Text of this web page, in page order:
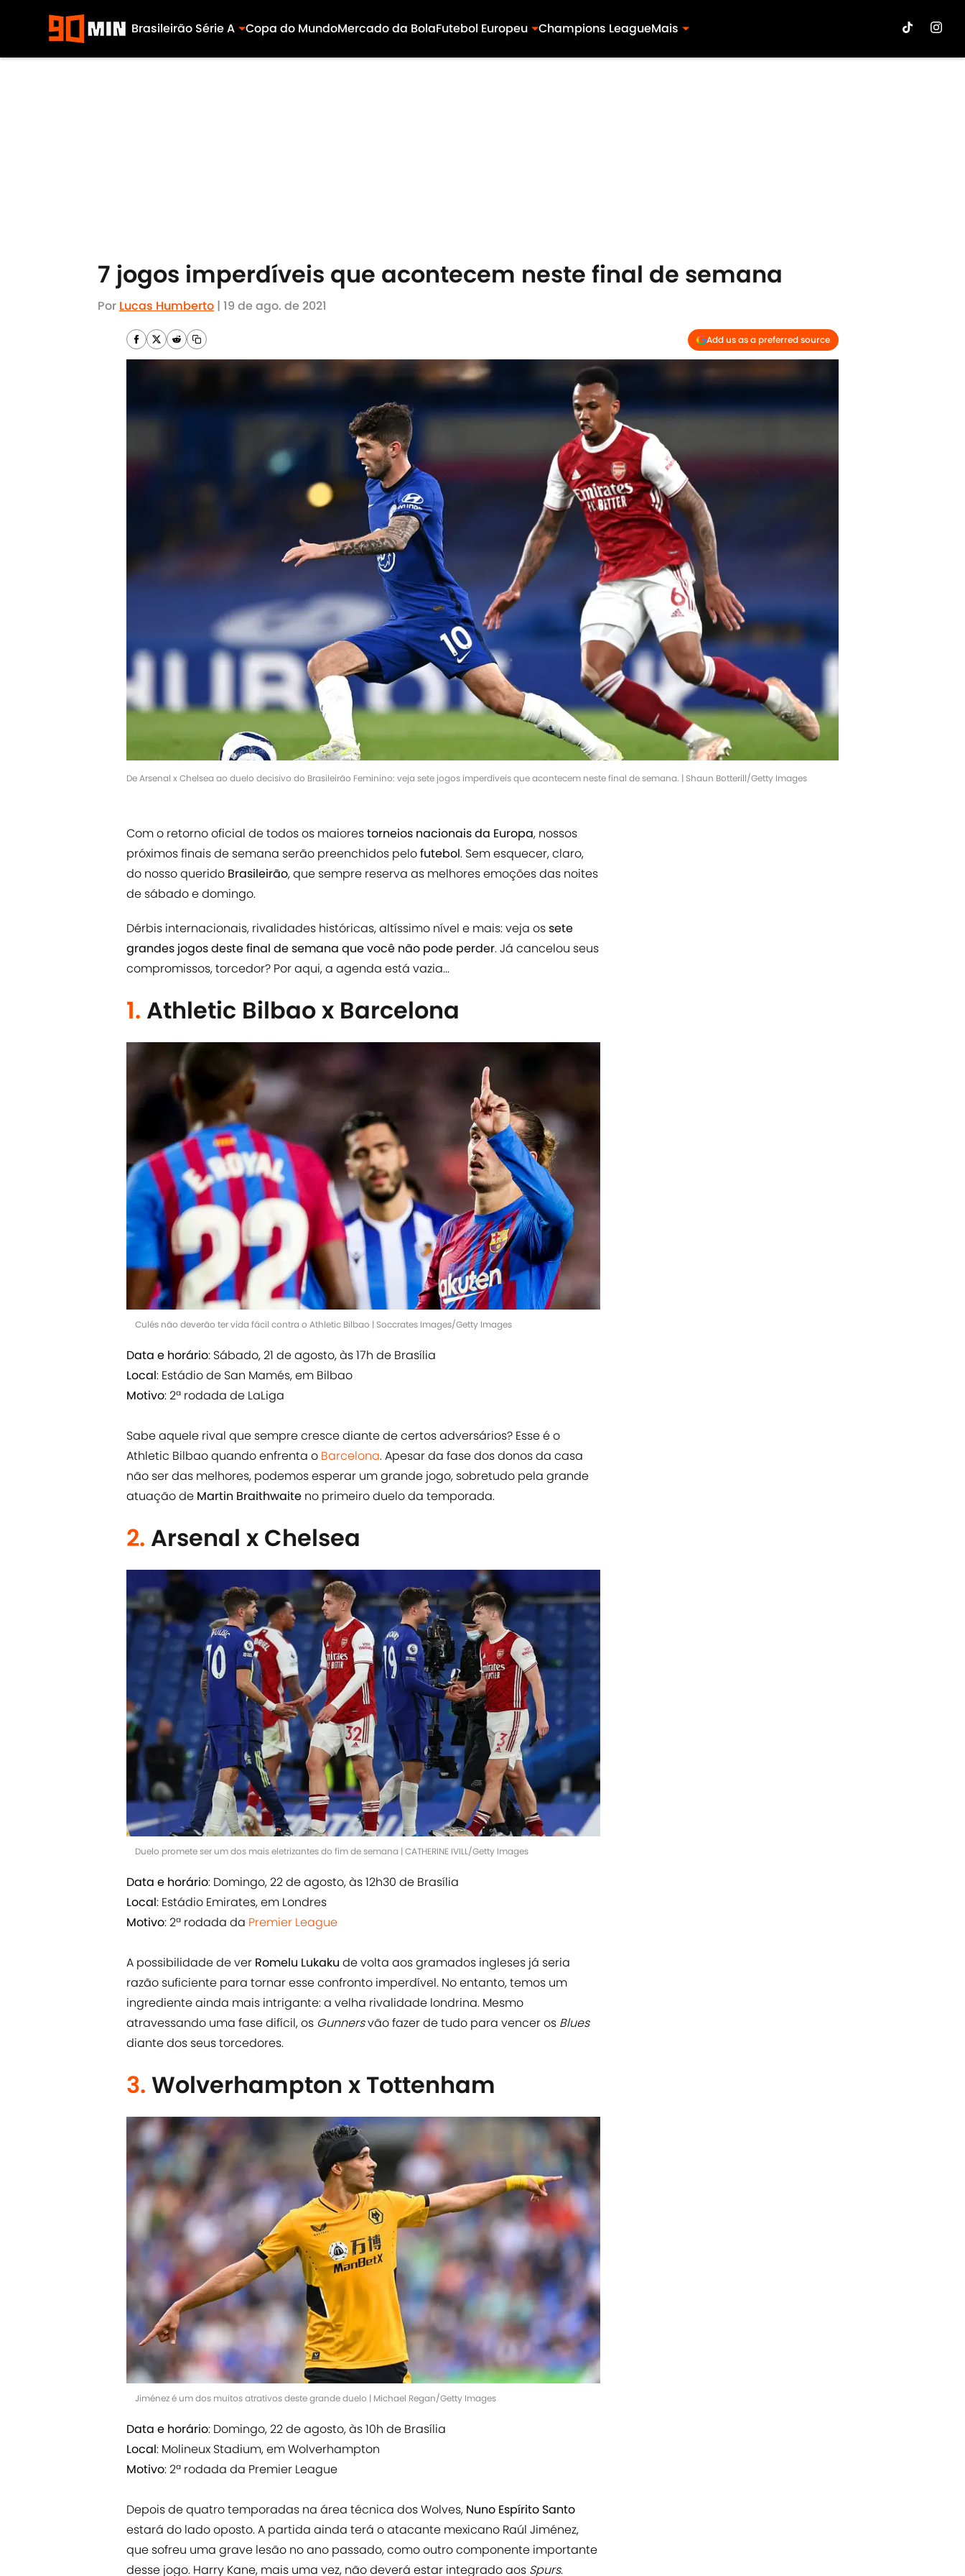
Brasileirão Série A Copa do MundoMercado da BolaFutebol Europeu Champions LeagueMais
7 jogos imperdíveis que acontecem neste final de semana
Por Lucas Humberto | 19 de ago. de 2021
Add us as a preferred source
De Arsenal x Chelsea ao duelo decisivo do Brasileirão Feminino: veja sete jogos imperdíveis que acontecem neste final de semana. | Shaun Botterill/Getty Images
Com o retorno oficial de todos os maiorestorneios nacionais da Europa, nossos
próximos finais de semana serão preenchidos pelofutebol. Sem esquecer, claro,
do nosso querido Brasileirão, que sempre reserva as melhores emoções das noites
de sábado e domingo.
Dérbis internacionais, rivalidades históricas, altíssimo nível e mais: veja ossete
grandes jogos deste final de semana que você não pode perder. Já cancelou seus
compromissos, torcedor? Por aqui, a agenda está vazia...
1. Athletic Bilbao x Barcelona
Culés não deverão ter vida fácil contra o Athletic Bilbao | Soccrates Images/Getty Images
Data e horário: Sábado, 21 de agosto, às 17h de Brasília
Local: Estádio de San Mamés, em Bilbao
Motivo: 2ª rodada de LaLiga
Sabe aquele rival que sempre cresce diante de certos adversários? Esse é o
Athletic Bilbao quando enfrenta o Barcelona. Apesar da fase dos donos da casa
não ser das melhores, podemos esperar um grande jogo, sobretudo pela grande
atuação de Martin Braithwaite no primeiro duelo da temporada.
2. Arsenal x Chelsea
Duelo promete ser um dos mais eletrizantes do fim de semana | CATHERINE IVILL/Getty Images
Data e horário: Domingo, 22 de agosto, às 12h30 de Brasília
Local: Estádio Emirates, em Londres
Motivo: 2ª rodada da Premier League
A possibilidade de ver Romelu Lukaku de volta aos gramados ingleses já seria
razão suficiente para tornar esse confronto imperdível. No entanto, temos um
ingrediente ainda mais intrigante: a velha rivalidade londrina. Mesmo
atravessando uma fase difícil, os Gunnersvão fazer de tudo para vencer os Blues
diante dos seus torcedores.
3. Wolverhampton x Tottenham
Jiménez é um dos muitos atrativos deste grande duelo | Michael Regan/Getty Images
Data e horário: Domingo, 22 de agosto, às 10h de Brasília
Local: Molineux Stadium, em Wolverhampton
Motivo: 2ª rodada da Premier League
Depois de quatro temporadas na área técnica dos Wolves, Nuno Espírito Santo
estará do lado oposto. A partida ainda terá o atacante mexicano Raúl Jiménez,
que sofreu uma grave lesão no ano passado, como outro componente importante
desse jogo. Harry Kane, mais uma vez, não deverá estar integrado aos Spurs.